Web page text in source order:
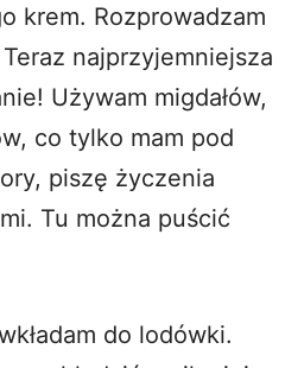
krem. Rozprowadzam
najprzyjemniejsza
Używam migdałów,
co tylko mam pod
piszę życzenia
Tu można puścić
do lodówki.